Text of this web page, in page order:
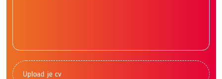
Upload je cv